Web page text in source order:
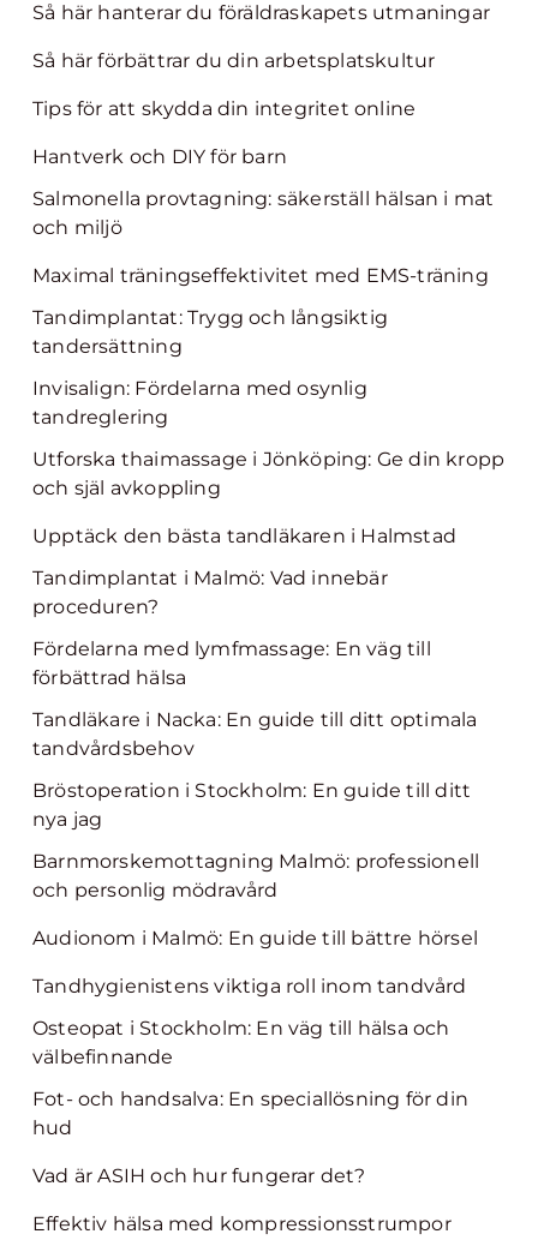
Så här hanterar du föräldraskapets utmaningar
Så här förbättrar du din arbetsplatskultur
Tips för att skydda din integritet online
Hantverk och DIY för barn
Salmonella provtagning: säkerställ hälsan i mat
och miljö
Maximal träningseffektivitet med EMS-träning
Tandimplantat: Trygg och långsiktig
tandersättning
Invisalign: Fördelarna med osynlig
tandreglering
Utforska thaimassage i Jönköping: Ge din kropp
och själ avkoppling
Upptäck den bästa tandläkaren i Halmstad
Tandimplantat i Malmö: Vad innebär
proceduren?
Fördelarna med lymfmassage: En väg till
förbättrad hälsa
Tandläkare i Nacka: En guide till ditt optimala
tandvårdsbehov
Bröstoperation i Stockholm: En guide till ditt
nya jag
Barnmorskemottagning Malmö: professionell
och personlig mödravård
Audionom i Malmö: En guide till bättre hörsel
Tandhygienistens viktiga roll inom tandvård
Osteopat i Stockholm: En väg till hälsa och
välbefinnande
Fot- och handsalva: En speciallösning för din
hud
Vad är ASIH och hur fungerar det?
Effektiv hälsa med kompressionsstrumpor